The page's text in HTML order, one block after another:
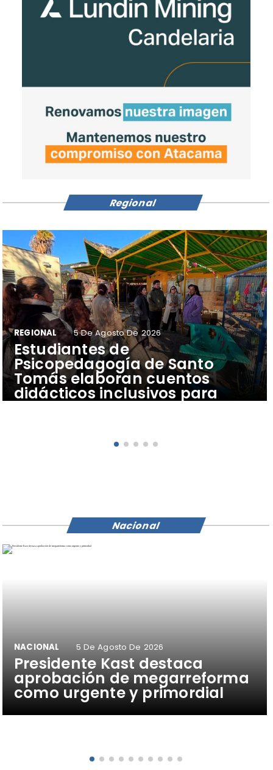
​Estudiantes de
Psicopedagogía de Santo
Tomás elaboran cuentos
didácticos inclusivos para
apoyar el aprendizaje de
REGIONAL 5 De Agosto De 2026
Regional
Presidente Kast destaca
aprobación de megarreforma
como urgente y primordial
NACIONAL 5 De Agosto De 2026
Nacional